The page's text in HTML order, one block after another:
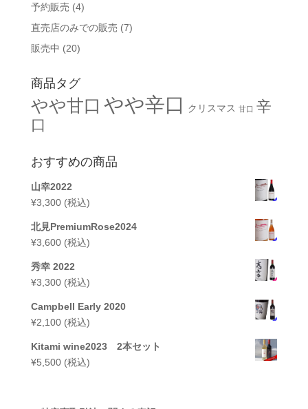
予約販売 (4)
直売店のみでの販売 (7)
販売中 (20)
商品タグ
やや甘口 やや辛口 クリスマス 甘口 辛
口
おすすめの商品
山幸2022
¥3,300 (税込)
北見PremiumRose2024
¥3,600 (税込)
秀幸 2022
¥3,300 (税込)
Campbell Early 2020
¥2,100 (税込)
Kitami wine2023 2本セット
¥5,500 (税込)